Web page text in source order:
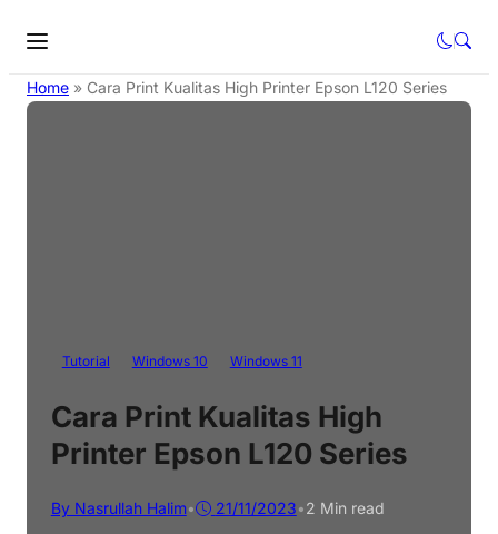
Home » Cara Print Kualitas High Printer Epson L120 Series
Tutorial Windows 10 Windows 11
Cara Print Kualitas High
Printer Epson L120 Series
By Nasrullah Halim• 21/11/2023•2 Min read